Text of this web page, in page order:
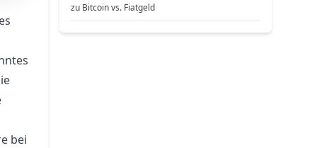
bei
zu Bitcoin vs. Fiatgeld